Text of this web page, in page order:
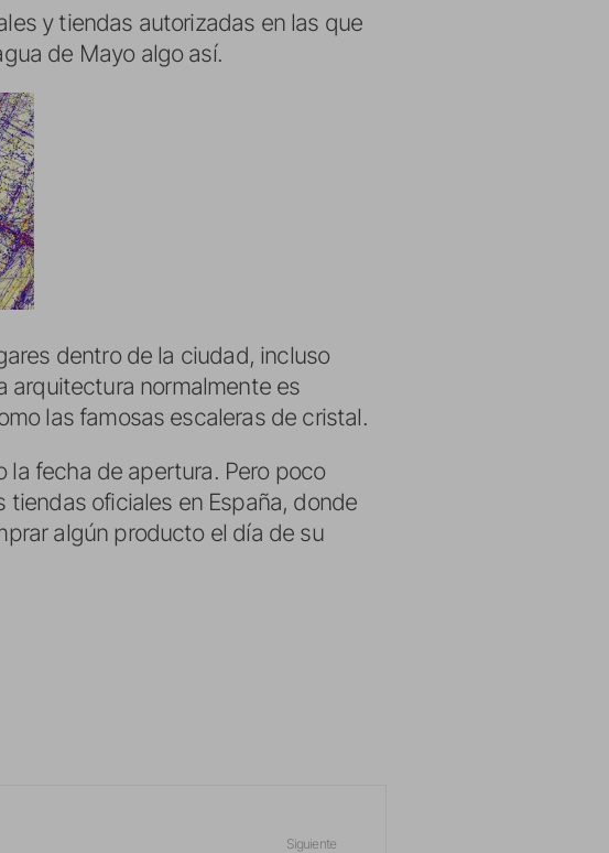
y tiendas autorizadas en las que
de Mayo algo así.
dentro de la ciudad, incluso
arquitectura normalmente es
las famosas escaleras de cristal.
fecha de apertura. Pero poco
oficiales en España, donde
algún producto el día de su
Siguiente